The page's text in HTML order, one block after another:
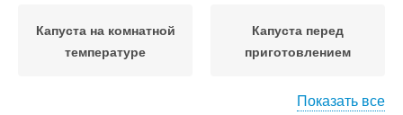
Капуста на комнатной
температуре
Капуста перед
приготовлением
Показать все